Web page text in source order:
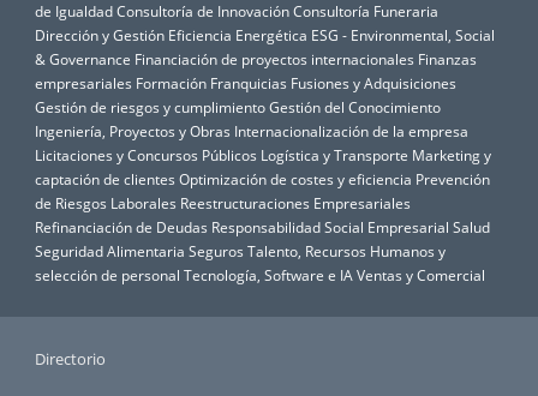
de IgualdadConsultoría de InnovaciónConsultoría Funeraria
Dirección y Gestión Eficiencia Energética ESG - Environmental, Social
& Governance Financiación de proyectos internacionales Finanzas
empresariales Formación Franquicias Fusiones y Adquisiciones
Gestión de riesgos y cumplimientoGestión del Conocimiento
Ingeniería, Proyectos y Obras Internacionalización de la empresa
Licitaciones y Concursos Públicos Logística y Transporte Marketing y
captación de clientes Optimización de costes y eficiencia Prevención
de Riesgos Laborales Reestructuraciones Empresariales
Refinanciación de Deudas Responsabilidad Social Empresarial Salud
Seguridad Alimentaria Seguros Talento, Recursos Humanos y
selección de personal Tecnología, Software e IAVentas y Comercial
Directorio